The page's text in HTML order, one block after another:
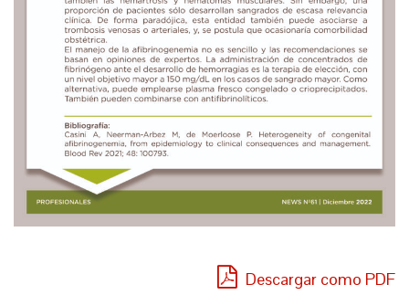
Descargar como PDF